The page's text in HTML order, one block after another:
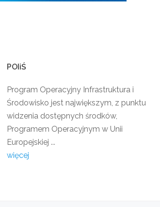
POIiŚ
Program Operacyjny Infrastruktura i
Środowisko jest największym, z punktu
widzenia dostępnych środków,
Programem Operacyjnym w Unii
Europejskiej ...
więcej